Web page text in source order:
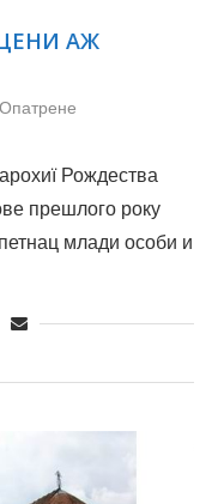
АЖ
Рождества
прешлого року
млади особи и